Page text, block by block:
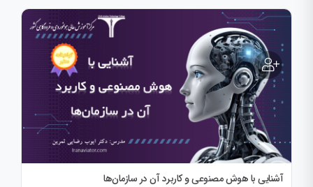
آشنایی با هوش مصنوعی و کاربرد آن در سازمان‌ها